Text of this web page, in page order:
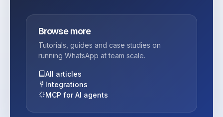
Browse more
Tutorials, guides and case studies on
running WhatsApp at team scale.
All articles
Integrations
MCP for AI agents